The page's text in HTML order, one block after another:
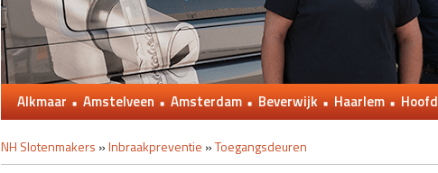
Alkmaar Amstelveen Amsterdam Beverwijk Haarlem
NH Slotenmakers »Inbraakpreventie »Toegangsdeuren